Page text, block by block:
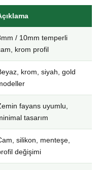
/ 10mm temperli
krom profil
krom, siyah, gold
fayans uyumlu,
tasarım
silikon, menteşe,
değişimi